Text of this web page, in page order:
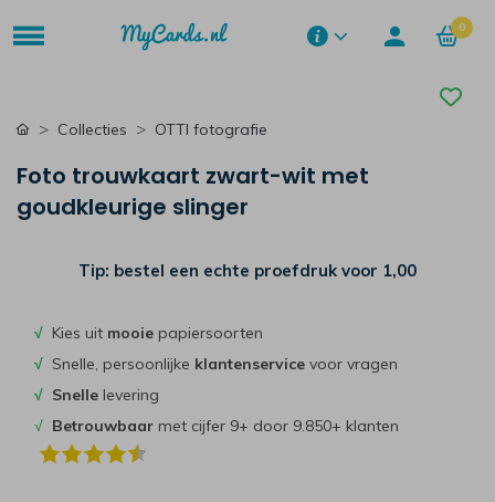
0
Collecties OTTI fotografie
Foto trouwkaart zwart-wit met
goudkleurige slinger
Tip: bestel een echte proefdruk voor 1,00
√ Kies uit mooie papiersoorten
√ Snelle, persoonlijke klantenservice voor vragen
√ Snelle levering
√ Betrouwbaar met cijfer 9+ door 9.850+ klanten